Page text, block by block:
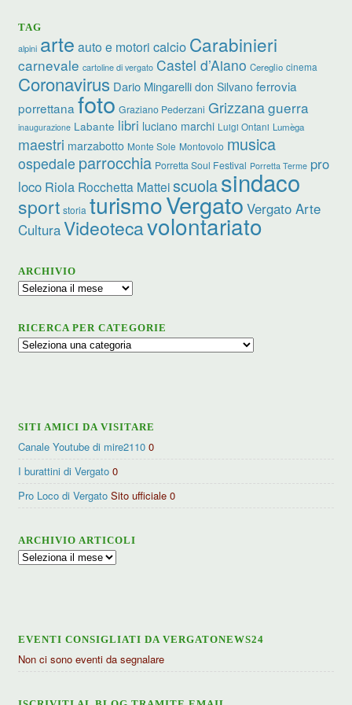
TAG
alpini arte auto e motori calcio Carabinieri
carnevale cartoline di vergato Castel d’Aiano Cereglio cinema
Coronavirus Dario Mingarelli don Silvano ferrovia
porrettana foto Graziano Pederzani Grizzanaguerra
inaugurazione Labante libri luciano marchi Luigi Ontani Lumèga
maestri marzabotto Monte Sole Montovolo musica
ospedale parrocchia Porretta Soul Festival Porretta Terme pro
loco Riola Rocchetta Matteiscuolasindaco
sport storia turismoVergato Vergato Arte
CulturaVideotecavolontariato
ARCHIVIO
Archivio
RICERCA PER CATEGORIE
Ricerca
SITI AMICI DA VISITARE
Canale Youtube di mire2110 0
I burattini di Vergato 0
Pro Loco di Vergato Sito ufficiale 0
ARCHIVIO ARTICOLI
Archivio
EVENTI CONSIGLIATI DA VERGATONEWS24
Non ci sono eventi da segnalare